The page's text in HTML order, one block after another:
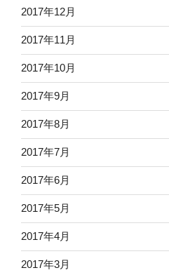
2017年12月
2017年11月
2017年10月
2017年9月
2017年8月
2017年7月
2017年6月
2017年5月
2017年4月
2017年3月